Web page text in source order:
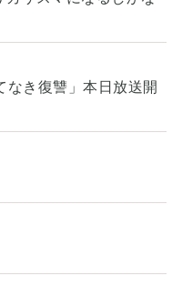
なき復讐」本日放送開